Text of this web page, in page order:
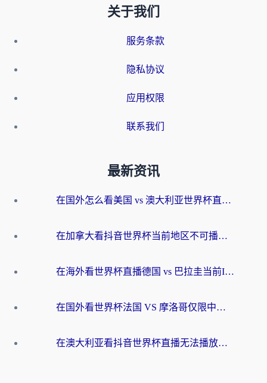
关于我们
服务条款
隐私协议
应用权限
联系我们
最新资讯
在国外怎么看美国 vs 澳大利亚世界杯直播？海外党必藏的中文解说观赛指南
在加拿大看抖音世界杯当前地区不可播放？海外党体育观赛终极指南
在海外看世界杯直播德国 vs 巴拉圭当前IP受限制？这篇指南帮你轻松解决地区限制
在国外看世界杯法国 VS 摩洛哥仅限中国大陆？别让地域限制拦下你的欢呼
在澳大利亚看抖音世界杯直播无法播放？海外党体育观赛终极指南来了！